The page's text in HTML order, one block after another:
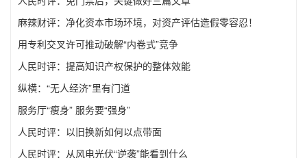
麻辣财评：净化资本市场环境，对资产评估造假零容忍！
用专利交叉许可推动破解“内卷式”竞争
人民时评：提高知识产权保护的整体效能
纵横：“无人经济”里有门道
服务厅“瘦身” 服务要“强身”
人民时评：以旧换新如何以点带面
人民时评：从风电光伏“逆袭”能看到什么